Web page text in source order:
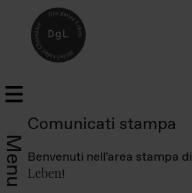
Menu
Comunicati stampa
Benvenuti nell'area stampa di
Leben!